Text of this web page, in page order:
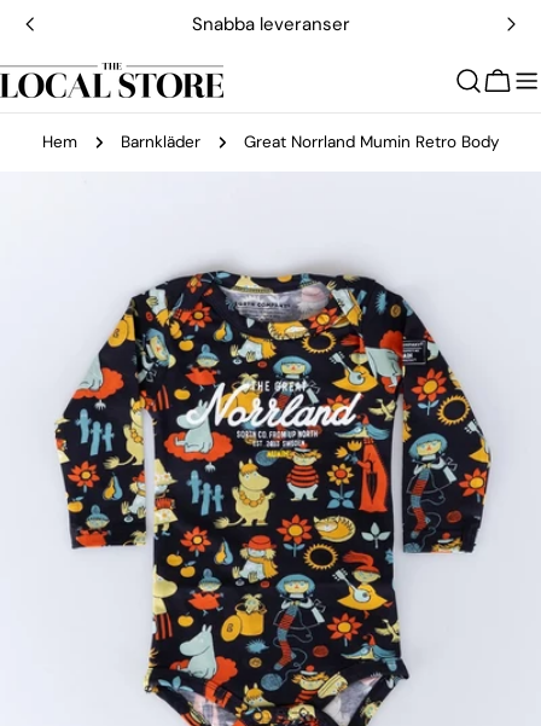
Hoppa
innehållet
Snabba leveranser
Vagn
Hem Barnkläder Great Norrland Mumin Retro Body
media 0 i modal